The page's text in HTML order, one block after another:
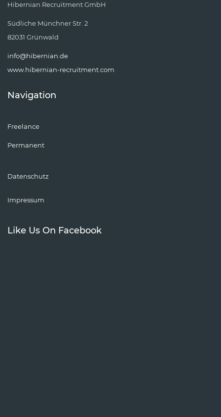
Hibernian Recruitment GmbH
Südliche Münchner Str. 2
82031 Grünwald
info@hibernian.de
www.hibernian-recruitment.com
Navigation
Freelance
Permanent
Datenschutz
Impressum
Like Us On Facebook